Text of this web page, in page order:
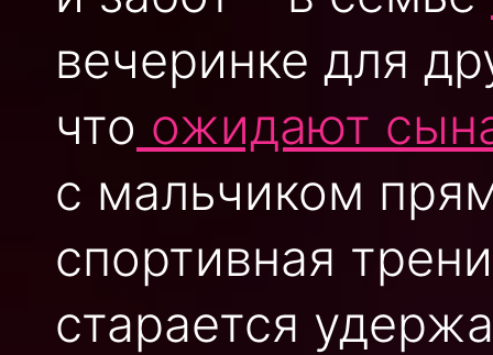
вечеринке для
что ожидают
с мальчиком
спортивная
старается